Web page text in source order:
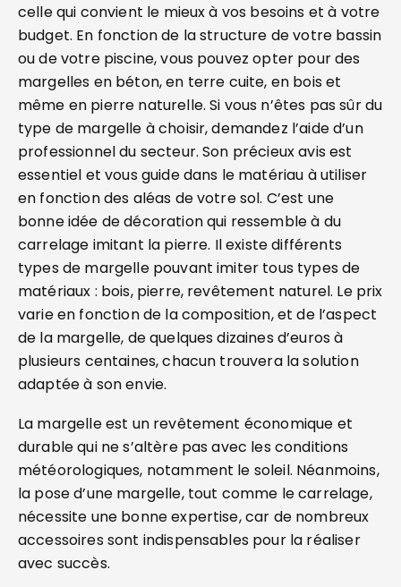
celle qui convient le mieux à vos besoins et à votre
budget. En fonction de la structure de votre bassin
ou de votre piscine, vous pouvez opter pour des
margelles en béton, en terre cuite, en bois et
même en pierre naturelle. Si vous n’êtes pas sûr du
type de margelle à choisir, demandez l’aide d’un
professionnel du secteur. Son précieux avis est
essentiel et vous guide dans le matériau à utiliser
en fonction des aléas de votre sol. C’est une
bonne idée de décoration qui ressemble à du
carrelage imitant la pierre. Il existe différents
types de margelle pouvant imiter tous types de
matériaux : bois, pierre, revêtement naturel. Le prix
varie en fonction de la composition, et de l’aspect
de la margelle, de quelques dizaines d’euros à
plusieurs centaines, chacun trouvera la solution
adaptée à son envie.
La margelle est un revêtement économique et
durable qui ne s’altère pas avec les conditions
météorologiques, notamment le soleil. Néanmoins,
la pose d’une margelle, tout comme le carrelage,
nécessite une bonne expertise, car de nombreux
accessoires sont indispensables pour la réaliser
avec succès.